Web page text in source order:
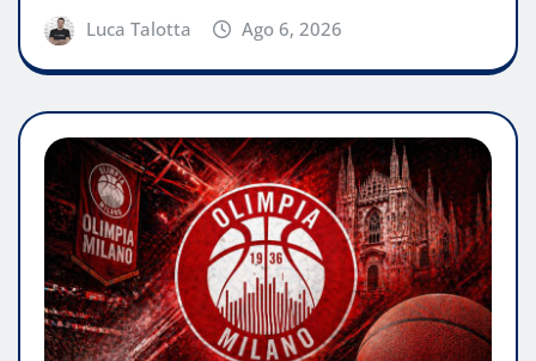
Luca Talotta Ago 6, 2026